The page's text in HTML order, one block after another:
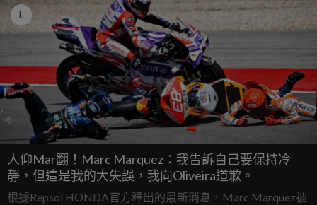
L
人仰Mar翻！Marc Marquez：我告訴自己要保持冷
靜，但這是我的大失誤，我向Oliveira道歉。
根據Repsol HONDA官方釋出的最新消息，Marc Marquez被